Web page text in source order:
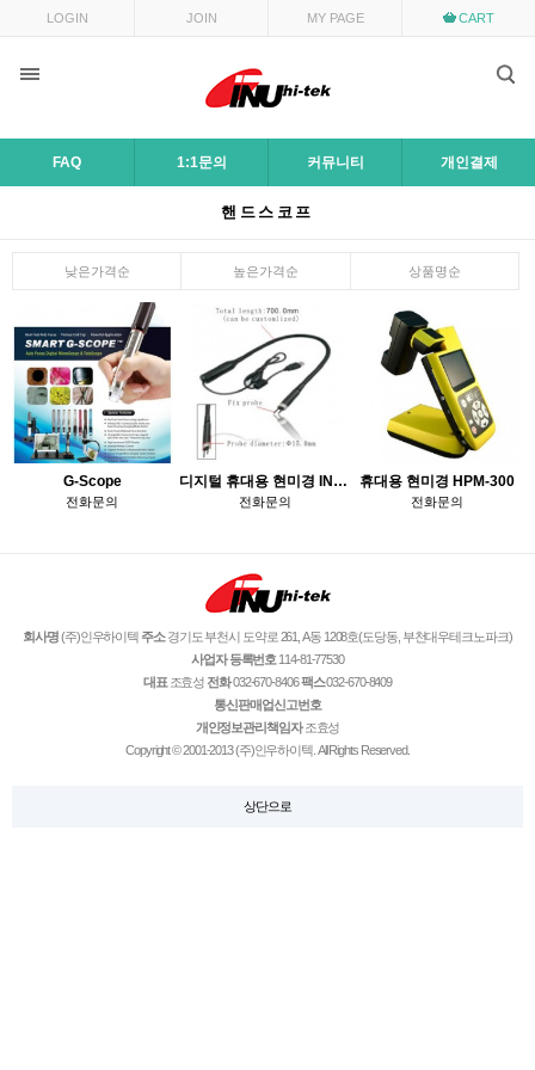
LOGIN JOIN MY PAGE CART
FAQ 1:1문의 커뮤니티 개인결제
핸드스코프
낮은가격순 높은가격순 상품명순
G-Scope
전화문의
디지털 휴대용 현미경 IN-001
전화문의
휴대용 현미경 HPM-300
전화문의
회사명(주)인우하이텍 주소경기도 부천시 도약로 261, A동 1208호(도당동, 부천대우테크노파크)
사업자 등록번호 114-81-77530
대표조효성 전화032-670-8406팩스032-670-8409
통신판매업신고번호
개인정보관리책임자조효성
Copyright © 2001-2013 (주)인우하이텍. All Rights Reserved.
상단으로